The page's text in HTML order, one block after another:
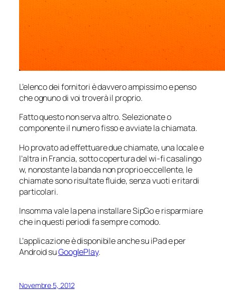
L’elenco dei fornitori è davvero ampissimo e penso
che ognuno di voi troverà il proprio.
Fatto questo non serva altro. Selezionate o
componente il numero fisso e avviate la chiamata.
Ho provato ad effettuare due chiamate, una locale e
l’altra in Francia, sotto copertura del wi-fi casalingo
w, nonostante la banda non proprio eccellente, le
chiamate sono risultate fluide, senza vuoti e ritardi
particolari.
Insomma vale la pena installare SipGo e risparmiare
che in questi periodi fa sempre comodo.
L’applicazione è disponibile anche su iPad e per
Android suGooglePlay.
Novembre 5, 2012